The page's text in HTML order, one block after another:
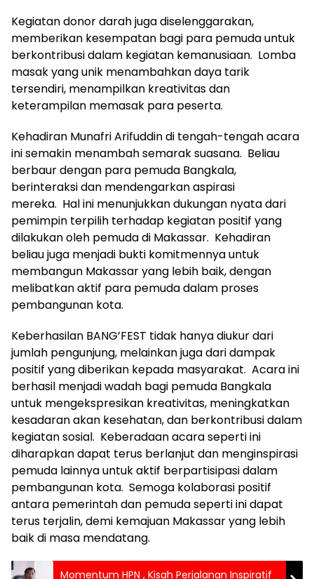
Kegiatan donor darah juga diselenggarakan,
memberikan kesempatan bagi para pemuda untuk
berkontribusi dalam kegiatan kemanusiaan. Lomba
masak yang unik menambahkan daya tarik
tersendiri, menampilkan kreativitas dan
keterampilan memasak para peserta.
Kehadiran Munafri Arifuddin di tengah-tengah acara
ini semakin menambah semarak suasana. Beliau
berbaur dengan para pemuda Bangkala,
berinteraksi dan mendengarkan aspirasi
mereka. Hal ini menunjukkan dukungan nyata dari
pemimpin terpilih terhadap kegiatan positif yang
dilakukan oleh pemuda di Makassar. Kehadiran
beliau juga menjadi bukti komitmennya untuk
membangun Makassar yang lebih baik, dengan
melibatkan aktif para pemuda dalam proses
pembangunan kota.
Keberhasilan BANG’FEST tidak hanya diukur dari
jumlah pengunjung, melainkan juga dari dampak
positif yang diberikan kepada masyarakat. Acara ini
berhasil menjadi wadah bagi pemuda Bangkala
untuk mengekspresikan kreativitas, meningkatkan
kesadaran akan kesehatan, dan berkontribusi dalam
kegiatan sosial. Keberadaan acara seperti ini
diharapkan dapat terus berlanjut dan menginspirasi
pemuda lainnya untuk aktif berpartisipasi dalam
pembangunan kota. Semoga kolaborasi positif
antara pemerintah dan pemuda seperti ini dapat
terus terjalin, demi kemajuan Makassar yang lebih
baik di masa mendatang.
Momentum HPN , Kisah Perjalanan Inspiratif